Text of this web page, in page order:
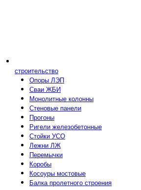
строительство
Опоры ЛЭП
Сваи ЖБИ
Монолитные колонны
Стеновые панели
Прогоны
Ригели железобетонные
Стойки УСО
Лежни ЛЖ
Перемычки
Коробы
Косоуры мостовые
Балка пролетного строения